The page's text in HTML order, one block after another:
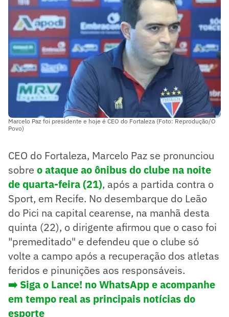
Marcelo Paz foi presidente e hoje é CEO do Fortaleza (Foto: Reprodução/O
Povo)
CEO do Fortaleza, Marcelo Paz se pronunciou
sobre o ataque ao ônibus do clube na noite
de quarta-feira (21), após a partida contra o
Sport, em Recife. No desembarque do Leão
do Pici na capital cearense, na manhã desta
quinta (22), o dirigente afirmou que o caso foi
"premeditado" e defendeu que o clube só
volte a campo após a recuperação dos atletas
feridos e pinunições aos responsáveis.
➡️ Siga o Lance! no WhatsApp e acompanhe
em tempo real as principais notícias do
esporte